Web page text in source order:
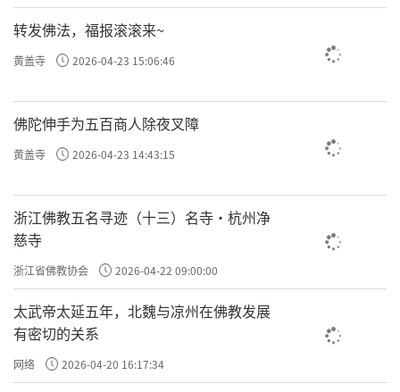
转发佛法，福报滚滚来~
黄盖寺 2026-04-23 15:06:46
佛陀伸手为五百商人除夜叉障
黄盖寺 2026-04-23 14:43:15
浙江佛教五名寻迹（十三）名寺·杭州净
慈寺
浙江省佛教协会 2026-04-22 09:00:00
太武帝太延五年，北魏与凉州在佛教发展
有密切的关系
网络 2026-04-20 16:17:34